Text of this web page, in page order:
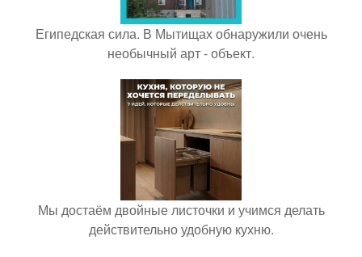
Египедская сила. В Мытищах обнаружили очень
необычный арт - объект.
Мы достаём двойные листочки и учимся делать
действительно удобную кухню.